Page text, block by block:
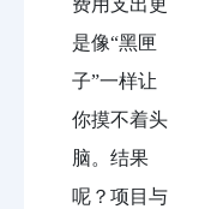
费用支出更
是像“黑匣
子”一样让
你摸不着头
脑。结果
呢？项目与